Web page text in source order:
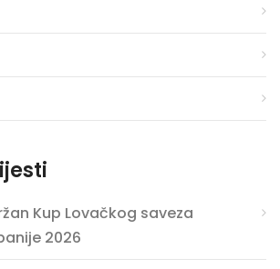
Kup Lovačkog saveza
2026